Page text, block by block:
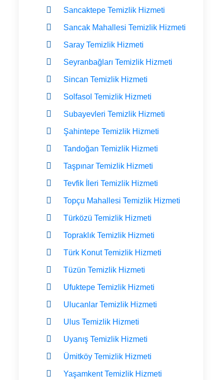
Sancaktepe Temizlik Hizmeti
Sancak Mahallesi Temizlik Hizmeti
Saray Temizlik Hizmeti
Seyranbağları Temizlik Hizmeti
Sincan Temizlik Hizmeti
Solfasol Temizlik Hizmeti
Subayevleri Temizlik Hizmeti
Şahintepe Temizlik Hizmeti
Tandoğan Temizlik Hizmeti
Taşpınar Temizlik Hizmeti
Tevfik İleri Temizlik Hizmeti
Topçu Mahallesi Temizlik Hizmeti
Türközü Temizlik Hizmeti
Topraklık Temizlik Hizmeti
Türk Konut Temizlik Hizmeti
Tüzün Temizlik Hizmeti
Ufuktepe Temizlik Hizmeti
Ulucanlar Temizlik Hizmeti
Ulus Temizlik Hizmeti
Uyanış Temizlik Hizmeti
Ümitköy Temizlik Hizmeti
Yaşamkent Temizlik Hizmeti